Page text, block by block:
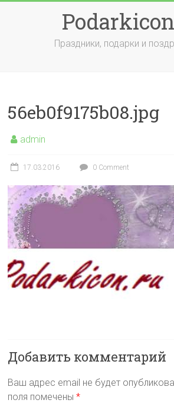
Праздники, подарки и
56eb0f9175b08.jpg
admin
17.03.2016 0 Comment
Добавить комментарий
Ваш адрес email не будет
поля помечены*